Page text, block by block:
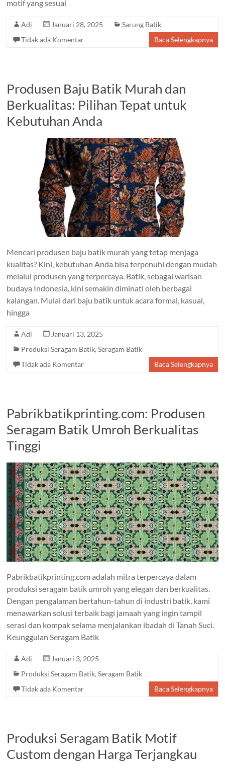
motif yang sesuai
Adi Januari 28, 2025
Sarung Batik
Tidak ada Komentar
Baca Selengkapnya
Produsen Baju Batik Murah dan
Berkualitas: Pilihan Tepat untuk
Kebutuhan Anda
Mencari produsen baju batik murah yang tetap menjaga
kualitas? Kini, kebutuhan Anda bisa terpenuhi dengan mudah
melalui produsen yang terpercaya. Batik, sebagai warisan
budaya Indonesia, kini semakin diminati oleh berbagai
kalangan. Mulai dari baju batik untuk acara formal, kasual,
hingga
Adi
Januari 13, 2025
Produksi Seragam Batik,Seragam Batik
Tidak ada Komentar
Baca Selengkapnya
Pabrikbatikprinting.com: Produsen
Seragam Batik Umroh Berkualitas
Tinggi
Pabrikbatikprinting.com adalah mitra terpercaya dalam
produksi seragam batik umroh yang elegan dan berkualitas.
Dengan pengalaman bertahun-tahun di industri batik, kami
menawarkan solusi terbaik bagi jamaah yang ingin tampil
serasi dan kompak selama menjalankan ibadah di Tanah Suci.
Keunggulan Seragam Batik
Adi
Januari 3, 2025
Produksi Seragam Batik,Seragam Batik
Tidak ada Komentar
Baca Selengkapnya
Produksi Seragam Batik Motif
Custom dengan Harga Terjangkau